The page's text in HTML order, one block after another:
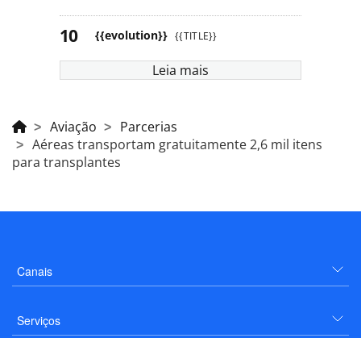
{{evolution}} {{TITLE}}
Leia mais
Aviação
Parcerias
Aéreas transportam gratuitamente 2,6 mil itens
para transplantes
Canais
Serviços